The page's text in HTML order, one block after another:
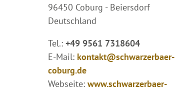
96450 Coburg - Beiersdorf
Deutschland
Tel.: +49 9561 7318604
E-Mail: kontakt@schwarzerbaer-
coburg.de
Webseite: www.schwarzerbaer-